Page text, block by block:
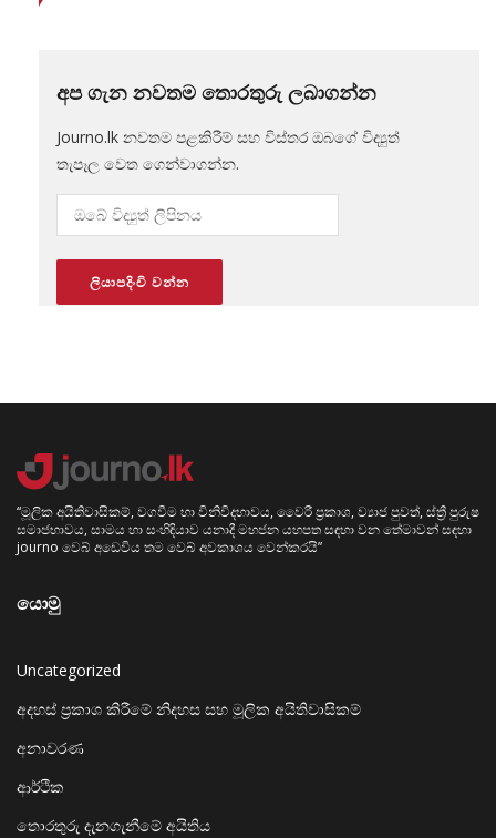
අප ගැන නවතම තොරතුරු ලබාගන්න
Journo.lk නවතම පළකිරීම් සහ විස්තර ඔබගේ විද්‍යුත්
තැපෑල වෙත ගෙන්වාගන්න.
“මූලික අයිතිවාසිකම්, වගවීම හා විනිවිදභාවය, වෛරී ප්‍රකාශ, ව්‍යාජ පුවත්, ස්ත්‍රී පුරුෂ
සමාජභාවය, සාමය හා සංහිඳියාව යනාදී මහජන යහපත සඳහා වන තේමාවන් සඳහා
journo වෙබ් අඩෙවිය තම වෙබ් අවකාශය වෙන්කරයි”
යොමු
Uncategorized
අදහස් ප්‍රකාශ කිරීමේ නිදහස සහ මූලික අයිතිවාසිකම්
අනාවරණ
ආර්ථික
තොරතුරු දැනගැනීමේ අයිතිය